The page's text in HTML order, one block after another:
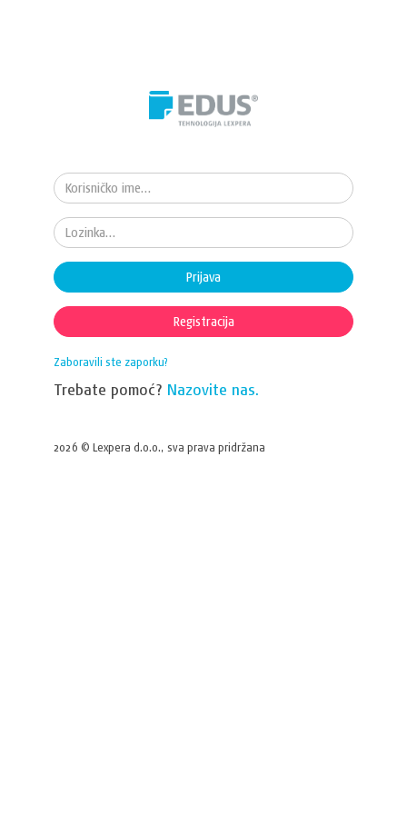
Prijava
Registracija
Zaboravili ste zaporku?
Trebate pomoć? Nazovite nas.
2026 © Lexpera d.o.o., sva prava pridržana